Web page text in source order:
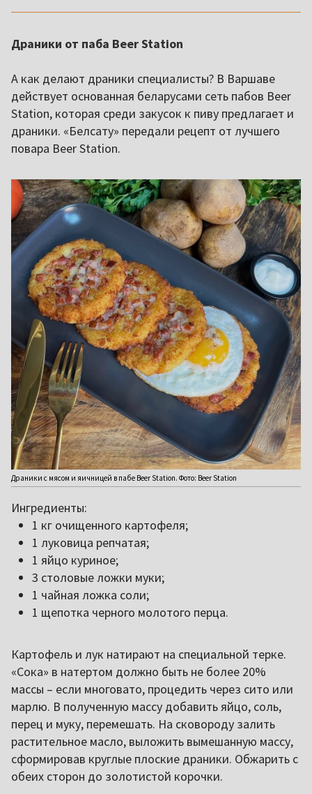
Драники от паба Beer Station
А как делают драники специалисты? В Варшаве
действует основанная беларусами сеть пабов Beer
Station, которая среди закусок к пиву предлагает и
драники. «Белсату» передали рецепт от лучшего
повара Beer Station.
Драники с мясом и яичницей в пабе Beer Station. Фото: Beer Station
Ингредиенты:
1 кг очищенного картофеля;
1 луковица репчатая;
1 яйцо куриное;
3 столовые ложки муки;
1 чайная ложка соли;
1 щепотка черного молотого перца.
Картофель и лук натирают на специальной терке.
«Сока» в натертом должно быть не более 20%
массы – если многовато, процедить через сито или
марлю. В полученную массу добавить яйцо, соль,
перец и муку, перемешать. На сковороду залить
растительное масло, выложить вымешанную массу,
сформировав круглые плоские драники. Обжарить с
обеих сторон до золотистой корочки.